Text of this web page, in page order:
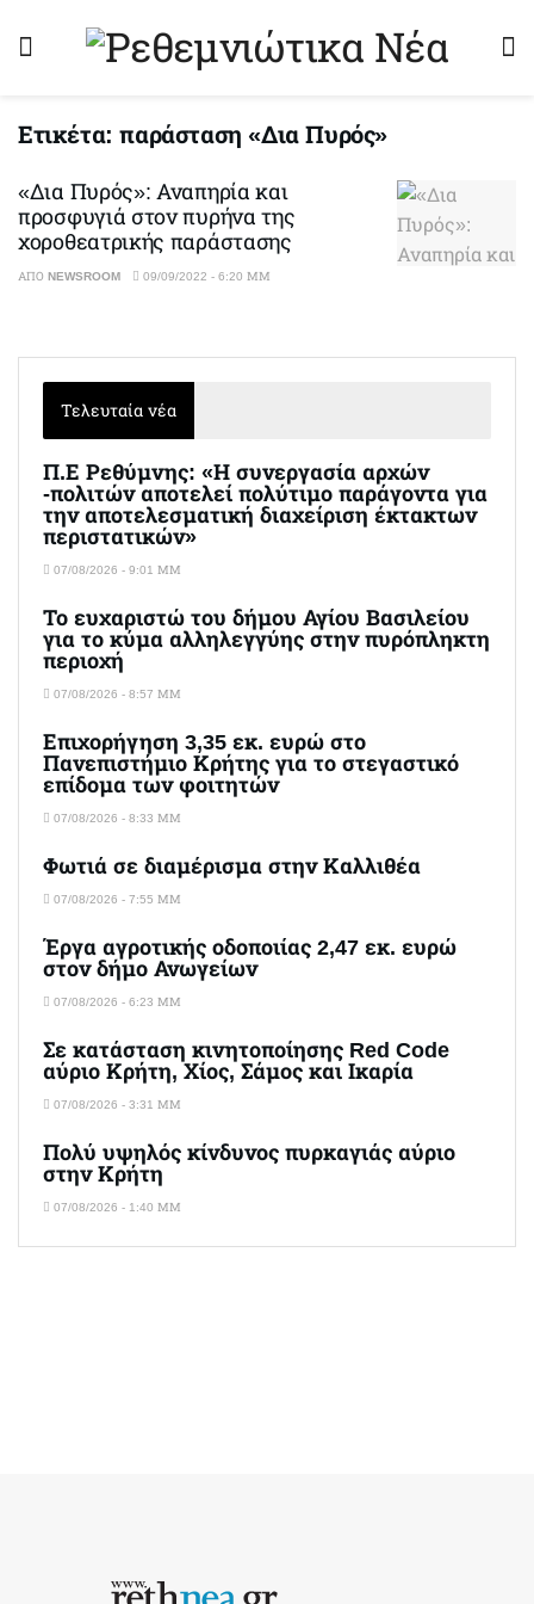
Ετικέτα:παράσταση «Δια Πυρός»
«Δια Πυρός»: Αναπηρία και
προσφυγιά στον πυρήνα της
χοροθεατρικής παράστασης
ΑΠΌ NEWSROOM 09/09/2022 - 6:20 ΜΜ
Τελευταία νέα
Π.Ε Ρεθύμνης: «Η συνεργασία αρχών
-πολιτών αποτελεί πολύτιμο παράγοντα για
την αποτελεσματική διαχείριση έκτακτων
περιστατικών»
07/08/2026 - 9:01 ΜΜ
Το ευχαριστώ του δήμου Αγίου Βασιλείου
για το κύμα αλληλεγγύης στην πυρόπληκτη
περιοχή
07/08/2026 - 8:57 ΜΜ
Επιχορήγηση 3,35 εκ. ευρώ στο
Πανεπιστήμιο Κρήτης για το στεγαστικό
επίδομα των φοιτητών
07/08/2026 - 8:33 ΜΜ
Φωτιά σε διαμέρισμα στην Καλλιθέα
07/08/2026 - 7:55 ΜΜ
Έργα αγροτικής οδοποιίας 2,47 εκ. ευρώ
στον δήμο Ανωγείων
07/08/2026 - 6:23 ΜΜ
Σε κατάσταση κινητοποίησης Red Code
αύριο Κρήτη, Χίος, Σάμος και Ικαρία
07/08/2026 - 3:31 ΜΜ
Πολύ υψηλός κίνδυνος πυρκαγιάς αύριο
στην Κρήτη
07/08/2026 - 1:40 ΜΜ